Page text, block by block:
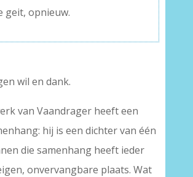
geit, opnieuw.
wil en dank.
van Vaandrager heeft een
hij is een dichter van één
die samenhang heeft ieder
onvervangbare plaats. Wat